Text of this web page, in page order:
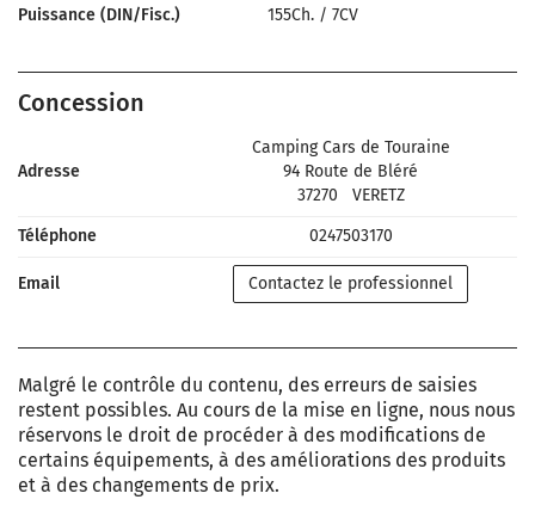
Puissance (DIN/Fisc.)
155Ch. / 7CV
Concession
Adresse
Camping Cars de Touraine
94 Route de Bléré
37270
VERETZ
Téléphone
0247503170
Email Contactez le professionnel
Malgré le contrôle du contenu, des erreurs de saisies
restent possibles. Au cours de la mise en ligne, nous nous
réservons le droit de procéder à des modifications de
certains équipements, à des améliorations des produits
et à des changements de prix.